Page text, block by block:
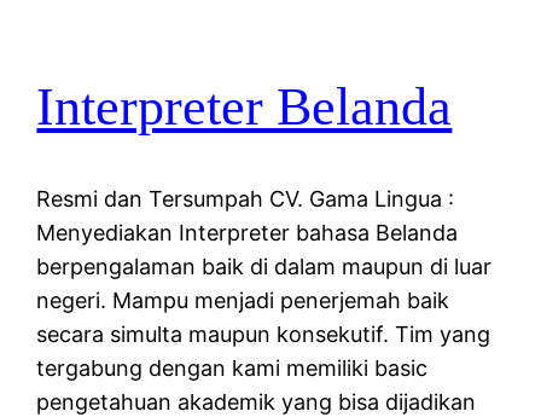
Interpreter Belanda
Resmi dan Tersumpah CV. Gama Lingua :
Menyediakan Interpreter bahasa Belanda
berpengalaman baik di dalam maupun di luar
negeri. Mampu menjadi penerjemah baik
secara simulta maupun konsekutif. Tim yang
tergabung dengan kami memiliki basic
pengetahuan akademik yang bisa dijadikan